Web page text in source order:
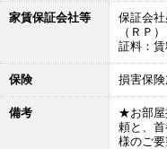
家賃保証会社等
保証会
（ＲＰ
証料：
保険 損害保険
備考
★お部屋
頼と、
様のご